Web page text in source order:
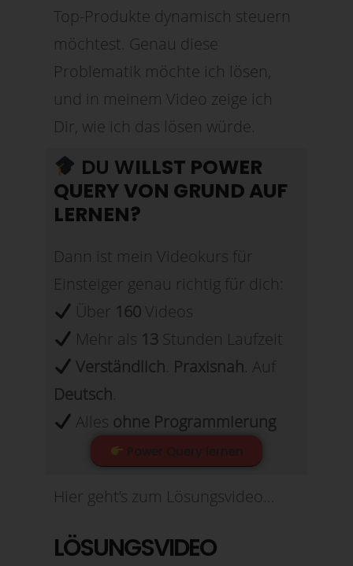
Top-Produkte dynamisch steuern
möchtest. Genau diese
Problematik möchte ich lösen,
und in meinem Video zeige ich
Dir, wie ich das lösen würde.
DU WILLST POWER
QUERY VON GRUND AUF
LERNEN?
Dann ist mein Videokurs für
Einsteiger genau richtig für dich:
Über 160Videos
Mehr als 13 Stunden Laufzeit
Verständlich. Praxisnah. Auf
Deutsch.
Alles ohne Programmierung
Power Query lernen
Hier geht’s zum Lösungsvideo…
LÖSUNGSVIDEO